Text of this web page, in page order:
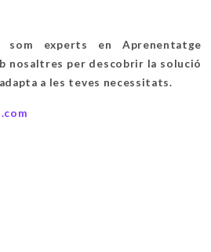
som experts en Aprenentatge
nosaltres per descobrir la solució
a les teves necessitats.